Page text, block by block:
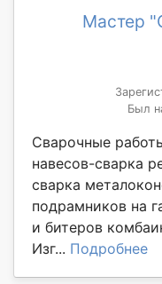
Мастер
Был
Сварочные
навесов-сварка
сварка
подрамников на
и битеров
Изг... Подробнее